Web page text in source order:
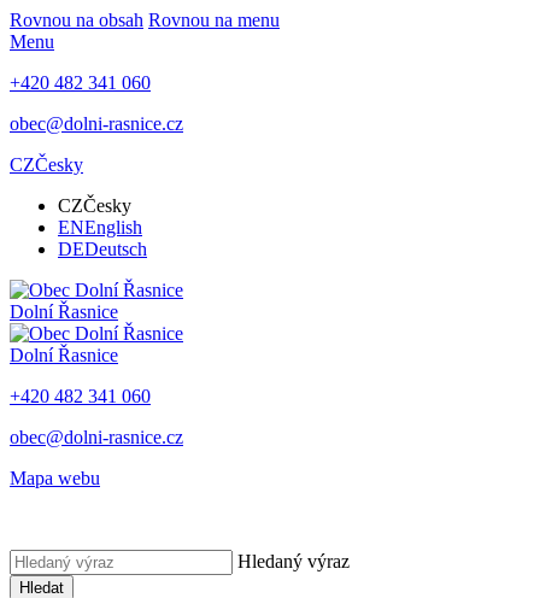
Rovnou na obsah Rovnou na menu
Menu
+420 482 341 060
obec@dolni-rasnice.cz
CZČesky
CZČesky
ENEnglish
DEDeutsch
Dolní Řasnice
Dolní Řasnice
+420 482 341 060
obec@dolni-rasnice.cz
Mapa webu
Hledaný výraz
Hledat